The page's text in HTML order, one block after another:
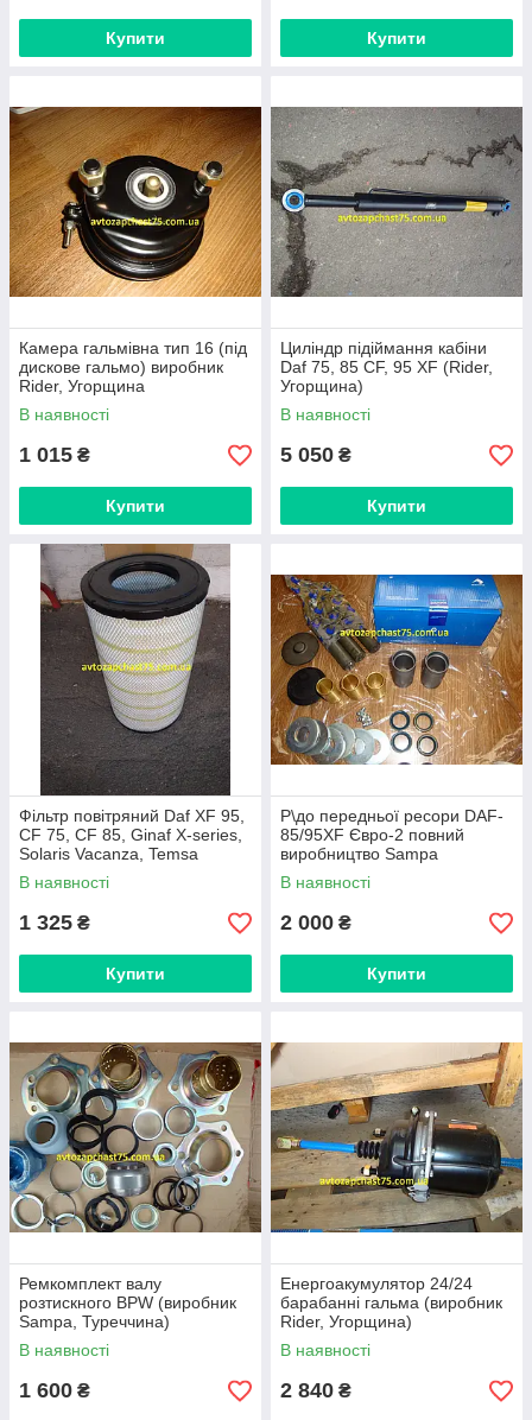
Купити Купити
Камера гальмівна тип 16 (під
дискове гальмо) виробник
Rider, Угорщина
В наявності
1 015 ₴
Купити
Циліндр підіймання кабіни
Daf 75, 85 CF, 95 XF (Rider,
Угорщина)
В наявності
5 050 ₴
Купити
Фільтр повітряний Daf XF 95,
CF 75, CF 85, Ginaf X-series,
Solaris Vacanza, Temsa
(Rider, Угорщина)
В наявності
1 325 ₴
Купити
Р\до передньої ресори DAF-
85/95XF Євро-2 повний
виробництво Sampa
В наявності
2 000 ₴
Купити
Ремкомплект валу
розтискного BPW (виробник
Sampa, Туреччина)
В наявності
1 600 ₴
Енергоакумулятор 24/24
барабанні гальма (виробник
Rider, Угорщина)
В наявності
2 840 ₴